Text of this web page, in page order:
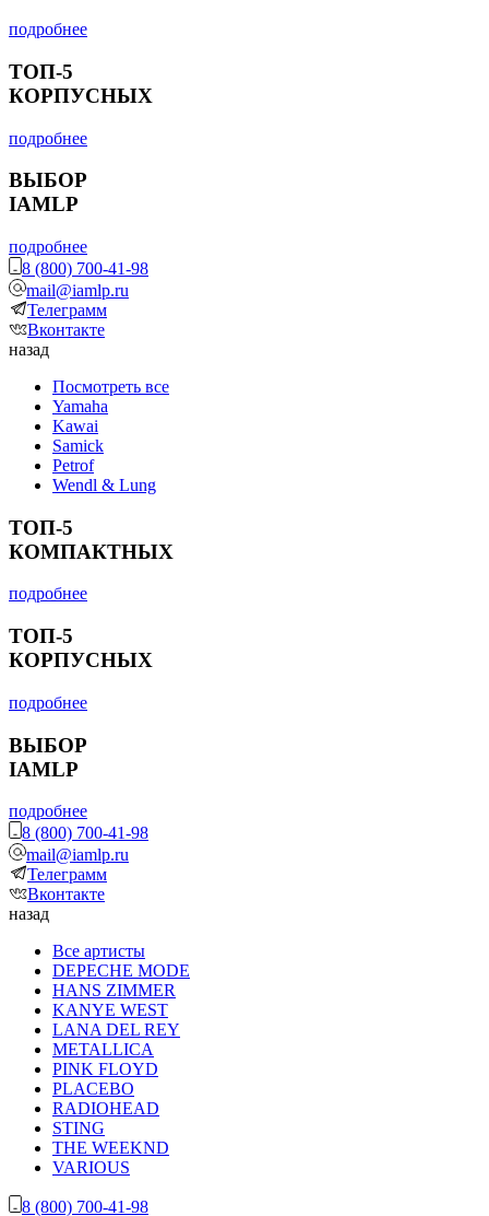
подробнее
ТОП-5
КОРПУСНЫХ
подробнее
ВЫБОР
IAMLP
подробнее
8 (800) 700-41-98
mail@iamlp.ru
Телеграмм
Вконтакте
назад
Посмотреть все
Yamaha
Kawai
Samick
Petrof
Wendl & Lung
ТОП-5
КОМПАКТНЫХ
подробнее
ТОП-5
КОРПУСНЫХ
подробнее
ВЫБОР
IAMLP
подробнее
8 (800) 700-41-98
mail@iamlp.ru
Телеграмм
Вконтакте
назад
Все артисты
DEPECHE MODE
HANS ZIMMER
KANYE WEST
LANA DEL REY
METALLICA
PINK FLOYD
PLACEBO
RADIOHEAD
STING
THE WEEKND
VARIOUS
8 (800) 700-41-98